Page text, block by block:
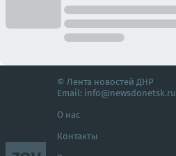
© Лента новостей ДНР
Email: info@newsdonetsk.ru
О нас
Контакты